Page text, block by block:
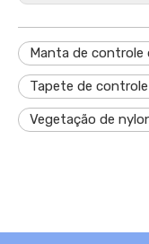
Manta de controle
Tapete de
Vegetação de